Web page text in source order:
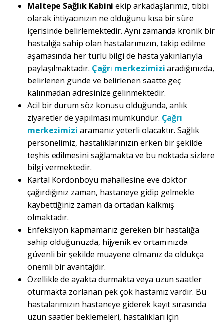
Maltepe Sağlık Kabini ekip arkadaşlarımız, tıbbi
olarak ihtiyacınızın ne olduğunu kısa bir süre
içerisinde belirlemektedir. Aynı zamanda kronik bir
hastalığa sahip olan hastalarımızın, takip edilme
aşamasında her türlü bilgi de hasta yakınlarıyla
paylaşılmaktadır. Çağrı merkezimizi aradığınızda,
belirlenen günde ve belirlenen saatte geç
kalınmadan adresinize gelinmektedir.
Acil bir durum söz konusu olduğunda, anlık
ziyaretler de yapılması mümkündür. Çağrı
merkezimizi aramanız yeterli olacaktır. Sağlık
personelimiz, hastalıklarınızın erken bir şekilde
teşhis edilmesini sağlamakta ve bu noktada sizlere
bilgi vermektedir.
Kartal Kordonboyu mahallesine eve doktor
çağırdığınız zaman, hastaneye gidip gelmekle
kaybettiğiniz zaman da ortadan kalkmış
olmaktadır.
Enfeksiyon kapmamanız gereken bir hastalığa
sahip olduğunuzda, hijyenik ev ortamınızda
güvenli bir şekilde muayene olmanız da oldukça
önemli bir avantajdır.
Özellikle de ayakta durmakta veya uzun saatler
oturmakta zorlanan pek çok hastamız vardır. Bu
hastalarımızın hastaneye giderek kayıt sırasında
uzun saatler beklemeleri, hastalıkları için